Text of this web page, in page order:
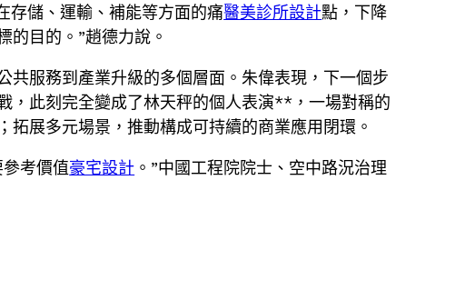
存儲、運輸、補能等方面的痛醫美診所設計點，下降
的目的。”趙德力說。
共服務到產業升級的多個層面。朱偉表現，下一個步
，此刻完全變成了林天秤的個人表演**，一場對稱的
展多元場景，推動構成可持續的商業應用閉環。
考價值豪宅設計 。”中國工程院院士、空中路況治理